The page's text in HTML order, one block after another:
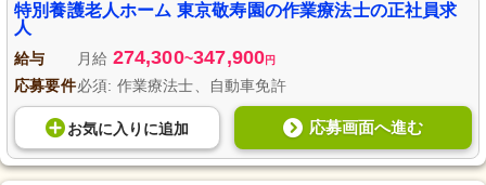
特別養護老人ホーム 東京敬寿園の作業療法士の正社員求
人
給与 月給 274,300~347,900円
応募要件必須: 作業療法士、自動車免許
お気に入り に追加 応募画面へ進む